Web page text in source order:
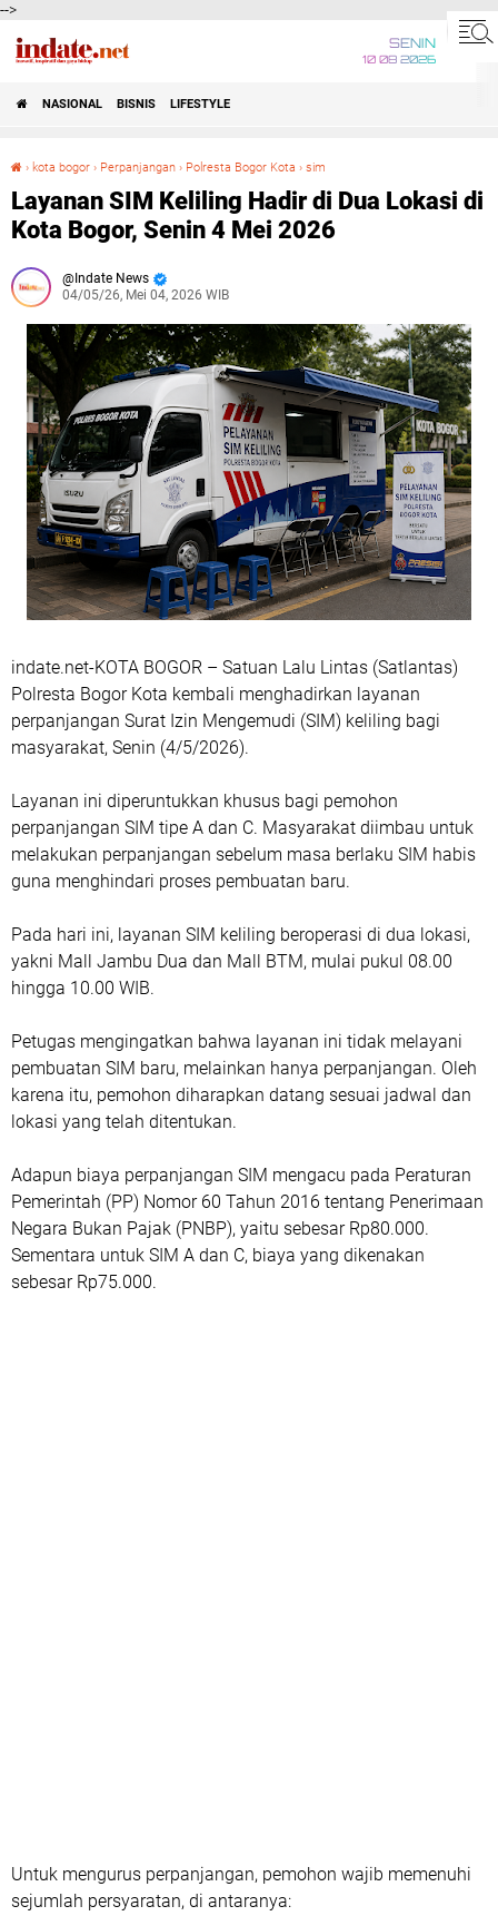
-->
SENIN
10 08 2026
NASIONAL BISNIS LIFESTYLE
› kota bogor › Perpanjangan › Polresta Bogor Kota › sim
Layanan SIM Keliling Hadir di Dua Lokasi di
Kota Bogor, Senin 4 Mei 2026
Indate News
04/05/26, Mei 04, 2026 WIB
indate.net-KOTA BOGOR – Satuan Lalu Lintas (Satlantas)
Polresta Bogor Kota kembali menghadirkan layanan
perpanjangan Surat Izin Mengemudi (SIM) keliling bagi
masyarakat, Senin (4/5/2026).
Layanan ini diperuntukkan khusus bagi pemohon
perpanjangan SIM tipe A dan C. Masyarakat diimbau untuk
melakukan perpanjangan sebelum masa berlaku SIM habis
guna menghindari proses pembuatan baru.
Pada hari ini, layanan SIM keliling beroperasi di dua lokasi,
yakni Mall Jambu Dua dan Mall BTM, mulai pukul 08.00
hingga 10.00 WIB.
Petugas mengingatkan bahwa layanan ini tidak melayani
pembuatan SIM baru, melainkan hanya perpanjangan. Oleh
karena itu, pemohon diharapkan datang sesuai jadwal dan
lokasi yang telah ditentukan.
Adapun biaya perpanjangan SIM mengacu pada Peraturan
Pemerintah (PP) Nomor 60 Tahun 2016 tentang Penerimaan
Negara Bukan Pajak (PNBP), yaitu sebesar Rp80.000.
Sementara untuk SIM A dan C, biaya yang dikenakan
sebesar Rp75.000.
Untuk mengurus perpanjangan, pemohon wajib memenuhi
sejumlah persyaratan, di antaranya: